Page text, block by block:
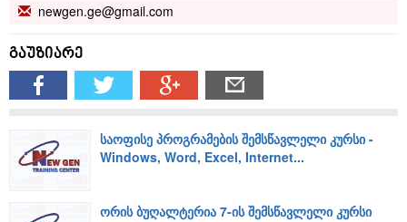
newgen.ge@gmail.com
გაუზიარე
საოფისე პროგრამების შემსწავლელი კურსი -
Windows, Word, Excel, Internet...
ორის ბუღალტერია 7-ის შემსწავლელი კურსი